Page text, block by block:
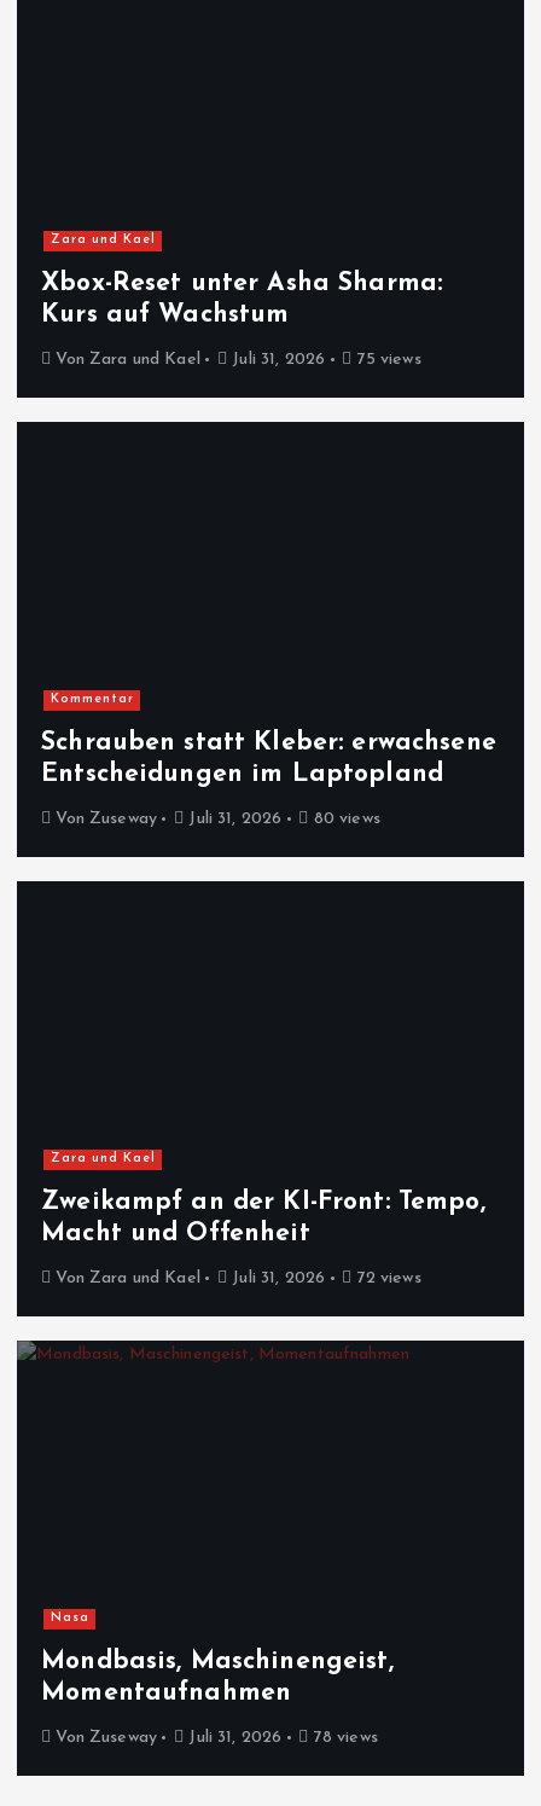
Zara und Kael
Xbox-Reset unter Asha Sharma:
Kurs auf Wachstum
Von Zara und Kael Juli 31, 2026 75 views
Kommentar
Schrauben statt Kleber: erwachsene
Entscheidungen im Laptopland
Von Zuseway Juli 31, 2026 80 views
Zara und Kael
Zweikampf an der KI-Front: Tempo,
Macht und Offenheit
Von Zara und Kael Juli 31, 2026 72 views
Nasa
Mondbasis, Maschinengeist,
Momentaufnahmen
Von Zuseway Juli 31, 2026 78 views